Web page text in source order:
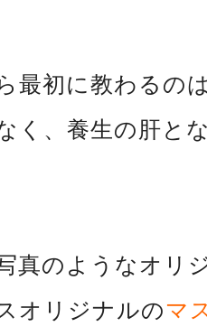
最初に教わるの
く、養生の肝と
真のようなオリ
オリジナルのマ